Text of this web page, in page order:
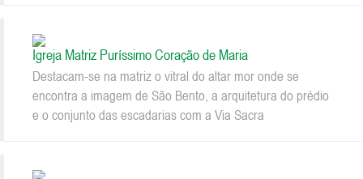
Igreja Matriz Puríssimo Coração de Maria
Destacam-se na matriz o vitral do altar mor onde se
encontra a imagem de São Bento, a arquitetura do prédio
e o conjunto das escadarias com a Via Sacra